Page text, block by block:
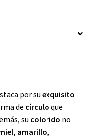
por su exquisito
de círculo que
su colorido no
amarillo,